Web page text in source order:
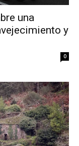
una
y
0